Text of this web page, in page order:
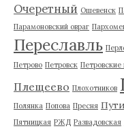
Очеретный Ошевенск
Парамоновский овраг
Переславль
Петрово Петровск Петровские
Плещеево Плохотников
Полянка Попова Пресня
Пятницкая РЖД Развадовская